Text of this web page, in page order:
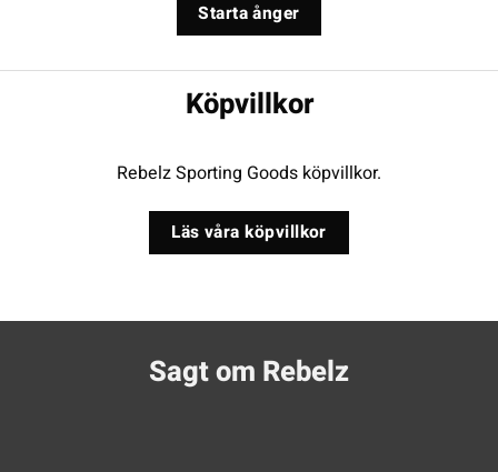
Starta ånger
Köpvillkor
Rebelz Sporting Goods köpvillkor.
Läs våra köpvillkor
Sagt om Rebelz